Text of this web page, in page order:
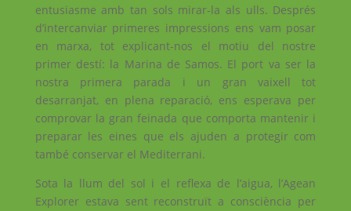
entusiasme amb tan sols mirar-la als ulls. Després
d’intercanviar primeres impressions ens vam posar
en marxa, tot explicant-nos el motiu del nostre
primer destí: la Marina de Samos. El port va ser la
nostra primera parada i un gran vaixell tot
desarranjat, en plena reparació, ens esperava per
comprovar la gran feinada que comporta mantenir i
preparar les eines que els ajuden a protegir com
també conservar el Mediterrani.
Sota la llum del sol i el reflexa de l’aigua, l’Agean
Explorer estava sent reconstruït a consciència per